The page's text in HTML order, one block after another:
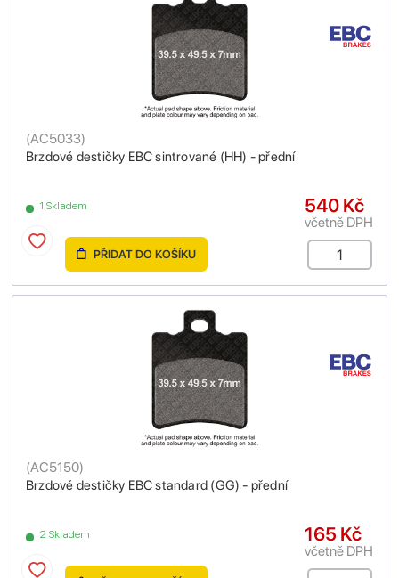
Brzdové destičky EBC sintrované (HH) - přední
(AC5033)
1 Skladem 540 Kč
včetně DPH
PŘIDAT DO KOŠÍKU
Brzdové destičky EBC standard (GG) - přední
(AC5150)
2 Skladem 165 Kč
včetně DPH